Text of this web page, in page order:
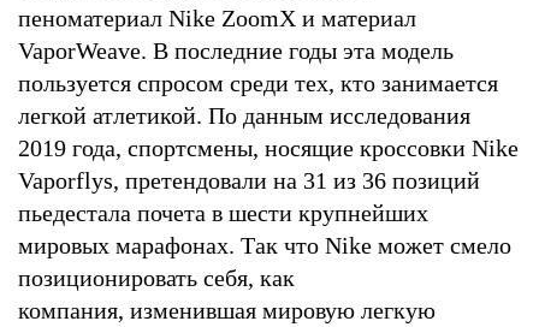
пеноматериал Nike ZoomX и материал
VaporWeave. В последние годы эта модель
пользуется спросом среди тех, кто занимается
легкой атлетикой. По данным исследования
2019 года, спортсмены, носящие кроссовки Nike
Vaporflys, претендовали на 31 из 36 позиций
пьедестала почета в шести крупнейших
мировых марафонах. Так что Nike может смело
позиционировать себя, как
компания, изменившая мировую легкую